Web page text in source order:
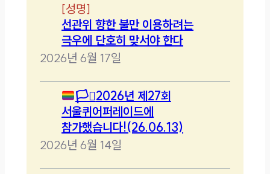
[성명]
선관위 향한 불만 이용하려는
극우에 단호히 맞서야 한다
2026년 6월 17일
🏳️‍⚧️2026년 제27회
서울퀴어퍼레이드에
참가했습니다!(26.06.13)
2026년 6월 14일